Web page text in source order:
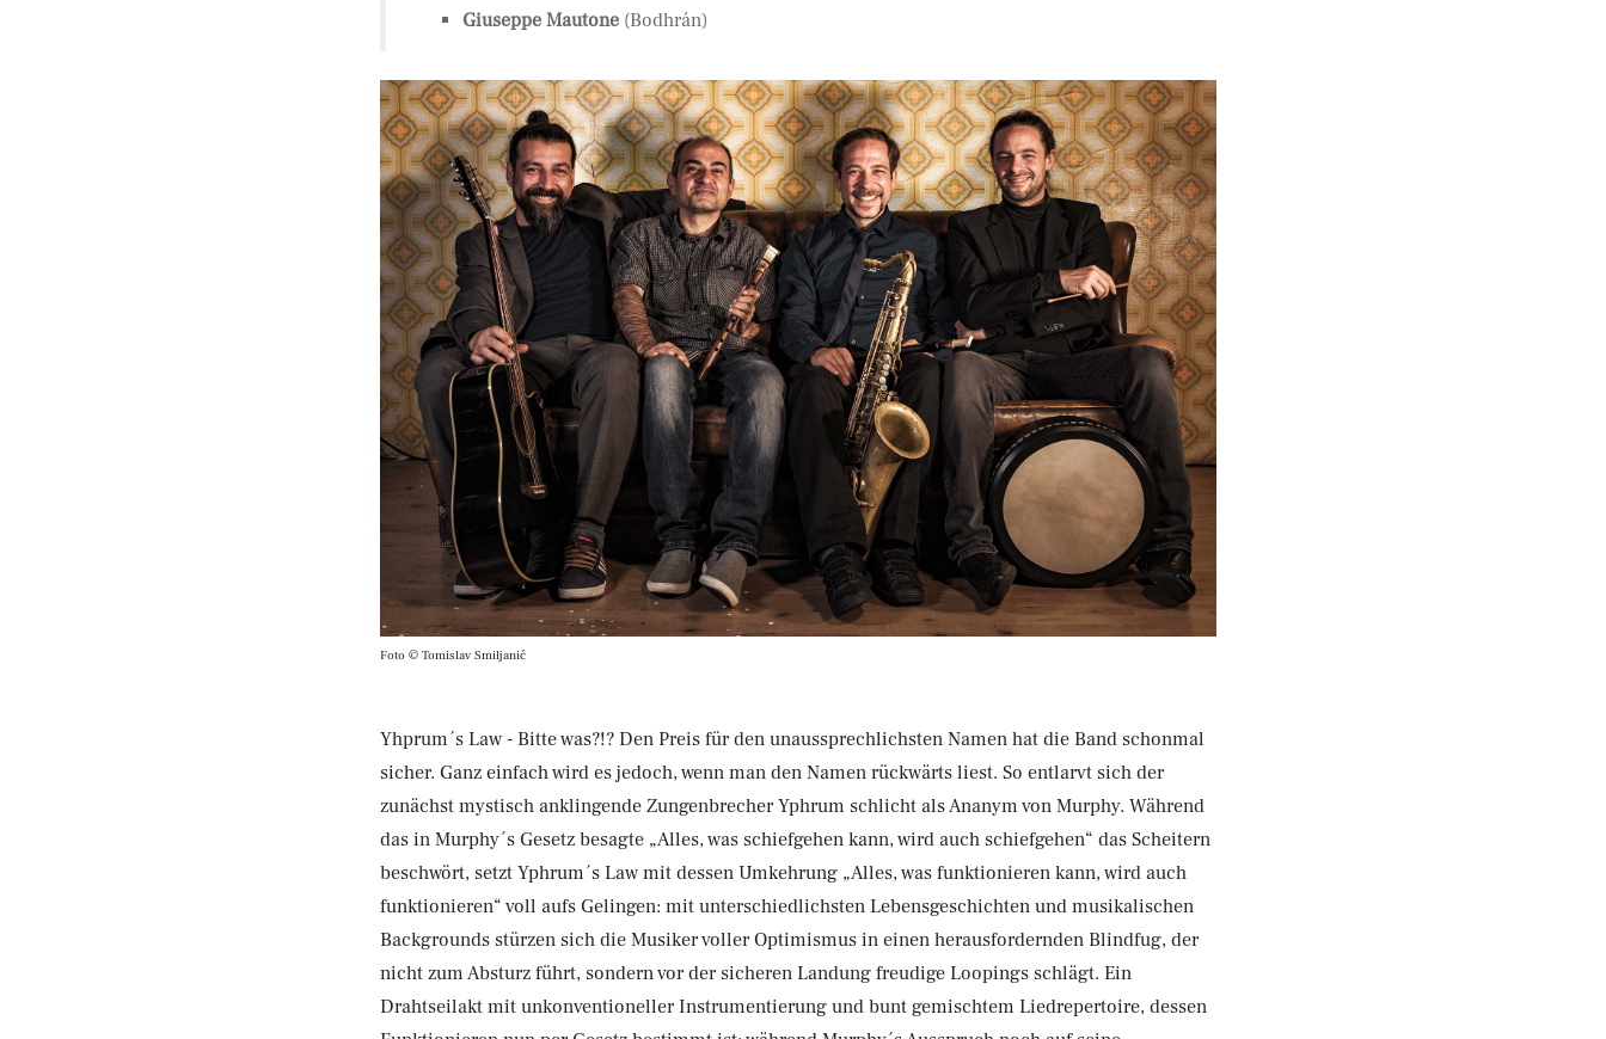
Giuseppe Mautone(Bodhrán)
Foto © Tomislav Smiljanić
Yhprum´s Law - Bitte was?!? Den Preis für den unaussprechlichsten Namen hat die Band schonmal
sicher. Ganz einfach wird es jedoch, wenn man den Namen rückwärts liest. So entlarvt sich der
zunächst mystisch anklingende Zungenbrecher Yphrum schlicht als Ananym von Murphy. Während
das in Murphy´s Gesetz besagte „Alles, was schiefgehen kann, wird auch schiefgehen“ das Scheitern
beschwört, setzt Yphrum´s Law mit dessen Umkehrung „Alles, was funktionieren kann, wird auch
funktionieren“ voll aufs Gelingen: mit unterschiedlichsten Lebensgeschichten und musikalischen
Backgrounds stürzen sich die Musiker voller Optimismus in einen herausfordernden Blindfug, der
nicht zum Absturz führt, sondern vor der sicheren Landung freudige Loopings schlägt. Ein
Drahtseilakt mit unkonventioneller Instrumentierung und bunt gemischtem Liedrepertoire, dessen